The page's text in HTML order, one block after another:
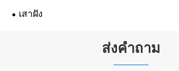
เสาฝัง
ส่งคำถาม